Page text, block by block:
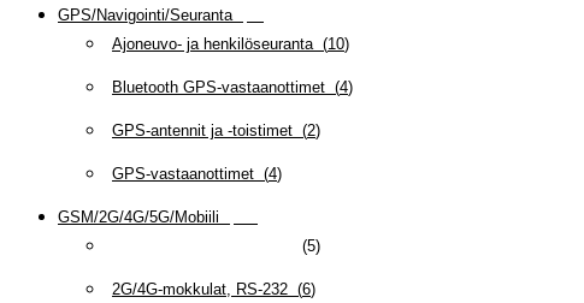
GPS/Navigointi/Seuranta
Ajoneuvo- ja henkilöseuranta (10)
Bluetooth GPS-vastaanottimet (4)
GPS-antennit ja -toistimet (2)
GPS-vastaanottimet (4)
GSM/2G/4G/5G/Mobiili
(5)
2G/4G-mokkulat, RS-232 (6)